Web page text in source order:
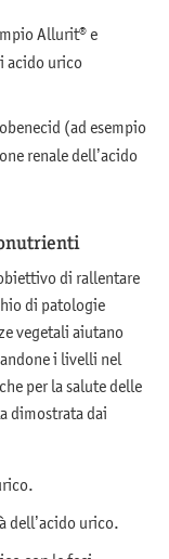
Allurit® e
acido urico
(ad esempio
renale dell’acido
di rallentare
di patologie
vegetali aiutano
i livelli nel
per la salute delle
dimostrata dai
dell’acido urico.